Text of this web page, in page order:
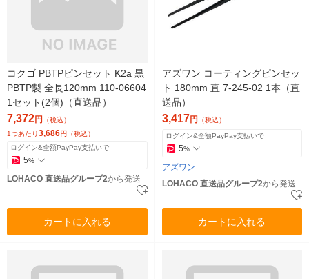
コクゴ PBTPピンセット K2a 黒
PBTP製 全長120mm 110-06604
1セット(2個)（直送品）
7,372円 （税込）
1つあたり3,686円 （税込）
ログイン&全額PayPay支払いで
5%
LOHACO 直送品グループ2から発送
カートに入れる
アズワン コーティングピンセッ
ト 180mm 直 7-245-02 1本（直
送品）
3,417円 （税込）
ログイン&全額PayPay支払いで
5%
アズワン
LOHACO 直送品グループ2から発送
カートに入れる